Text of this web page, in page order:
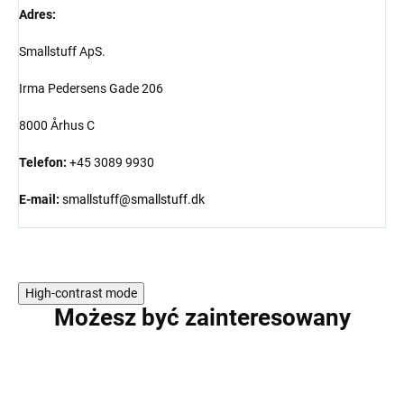
Adres:
Smallstuff ApS.
Irma Pedersens Gade 206
8000 Århus C
Telefon: +45 3089 9930
E-mail: smallstuff@smallstuff.dk
High-contrast mode
Możesz być zainteresowany